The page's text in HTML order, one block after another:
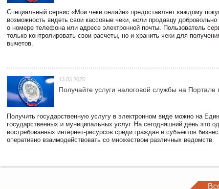
Специальный сервис «Мои чеки онлайн» предоставляет каждому
возможность видеть свои кассовые чеки, если продавцу
о номере телефона или адресе электронной почты. Пользователь
только контролировать свои расчеты, но и хранить чеки для
вычетов.
13.03.2025
Получайте услуги налоговой службы на Портале
Получить государственную услугу в электронном виде можно на
государственных и муниципальных услуг. На сегодняшний день это
востребованных интернет-ресурсов среди граждан и субъектов
оперативно взаимодействовать со множеством различных ведомств.